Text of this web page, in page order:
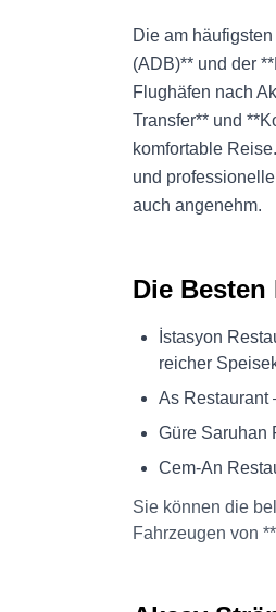
Die am
(ADB)** und der
Flughäfen nach
Transfer** und
komfortable
und
auch angenehm.
Die
İstasyon
reicher
As Restaurant
Güre Saruhan
Cem-An
Sie können die
Fahrzeugen von